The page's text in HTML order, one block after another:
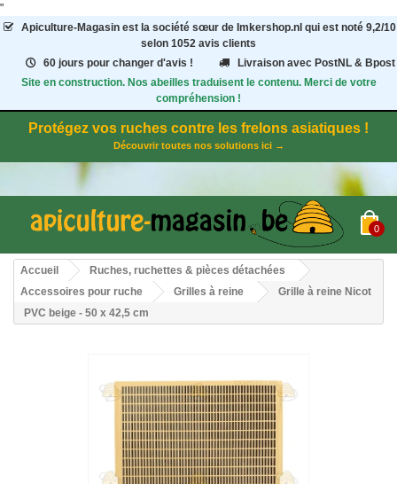
"
Apiculture-Magasinest la société sœur de Imkershop.nl qui est noté 9,2/10
selon 1052 avis clients
60 jours pour changer d'avis !
Livraison avec PostNL & Bpost
Site en construction. Nos abeilles traduisent le contenu. Merci de votre
compréhension !
Protégez vos ruches contre les frelons asiatiques !
Découvrir toutes nos solutions ici →
0
Accueil
Ruches, ruchettes & pièces détachées
Accessoires pour ruche
Grilles à reine
Grille à reine Nicot
PVC beige - 50 x 42,5 cm